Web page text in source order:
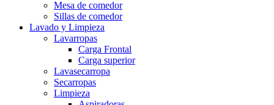
Mesa de comedor
Sillas de comedor
Lavado y Limpieza
Lavarropas
Carga Frontal
Carga superior
Lavasecarropa
Secarropas
Limpieza